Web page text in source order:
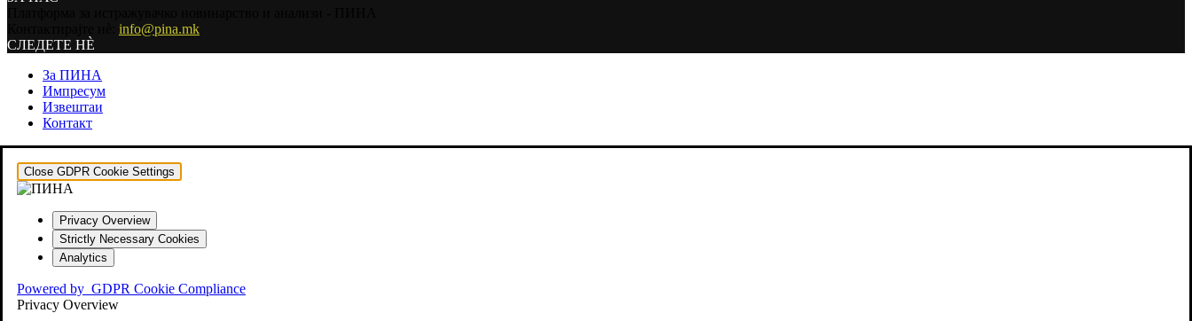
info@pina.mk
СЛЕДЕТЕ НЀ
За ПИНА
Импресум
Извештаи
Контакт
Close GDPR Cookie Settings
Privacy Overview
Strictly Necessary Cookies
Analytics
Powered by GDPR Cookie Compliance
Privacy Overview